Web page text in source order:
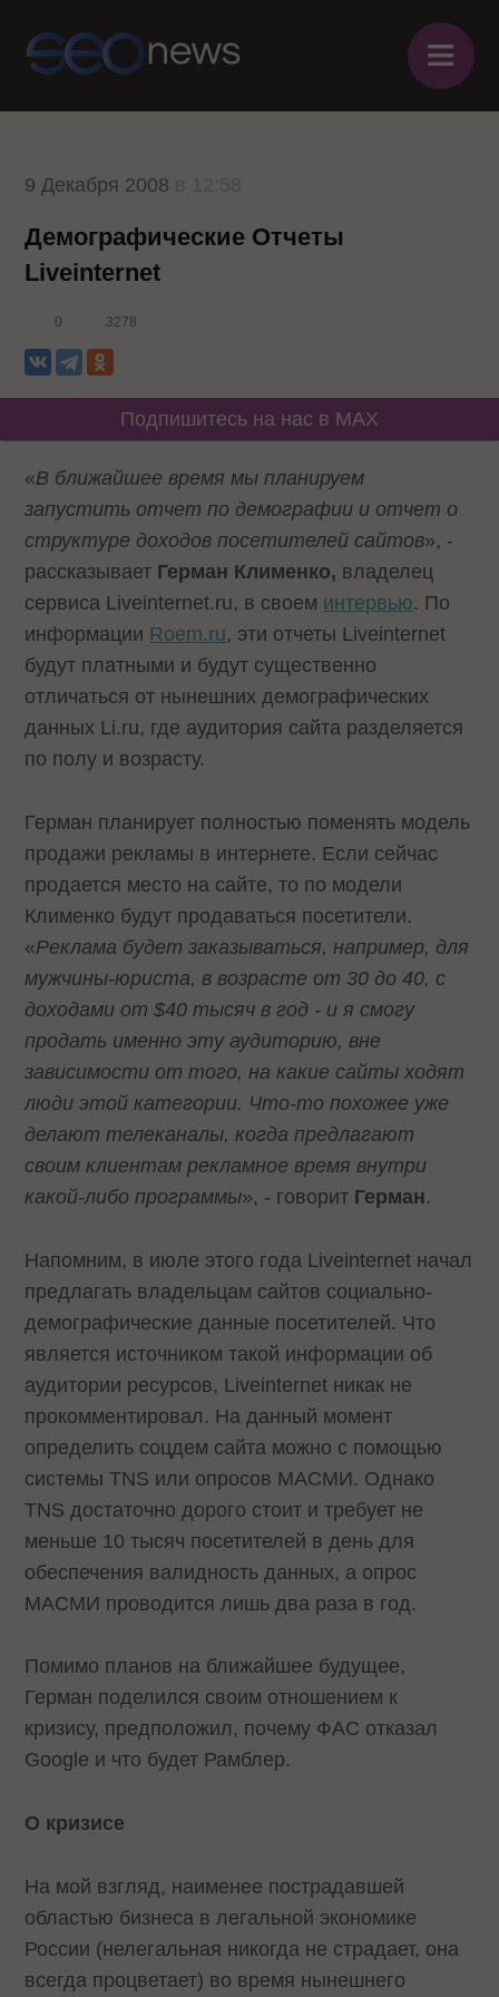
≡
9 Декабря 2008
Демографические Отчеты
Liveinternet
0 3278
Подпишитесь на нас в MAX
«В ближайшее время мы планируем
запустить отчет по демографии и отчет о
структуре доходов посетителей сайтов», -
рассказывает Герман Клименко, владелец
сервиса Liveinternet.ru, в своем интервью. По
информации Roem.ru, эти отчеты Liveinternet
будут платными и будут существенно
отличаться от нынешних демографических
данных Li.ru, где аудитория сайта разделяется
по полу и возрасту.
Герман планирует полностью поменять модель
продажи рекламы в интернете. Если сейчас
продается место на сайте, то по модели
Клименко будут продаваться посетители.
«Реклама будет заказываться, например, для
мужчины-юриста, в возрасте от 30 до 40, с
доходами от $40 тысяч в год - и я смогу
продать именно эту аудиторию, вне
зависимости от того, на какие сайты ходят
люди этой категории. Что-то похожее уже
делают телеканалы, когда предлагают
своим клиентам рекламное время внутри
какой-либо программы», - говорит Герман.
Напомним, в июле этого года Liveinternet начал
предлагать владельцам сайтов социально-
демографические данные посетителей. Что
является источником такой информации об
аудитории ресурсов, Liveinternet никак не
прокомментировал. На данный момент
определить соцдем сайта можно с помощью
системы TNS или опросов МАСМИ. Однако
TNS достаточно дорого стоит и требует не
меньше 10 тысяч посетителей в день для
обеспечения валидность данных, а опрос
МАСМИ проводится лишь два раза в год.
Помимо планов на ближайшее будущее,
Герман поделился своим отношением к
кризису, предположил, почему ФАС отказал
Google и что будет Рамблер.
О кризисе
На мой взгляд, наименее пострадавшей
областью бизнеса в легальной экономике
России (нелегальная никогда не страдает, она
всегда процветает) во время нынешнего